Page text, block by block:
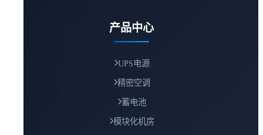
产品中心
UPS电源
精密空调
蓄电池
模块化机房